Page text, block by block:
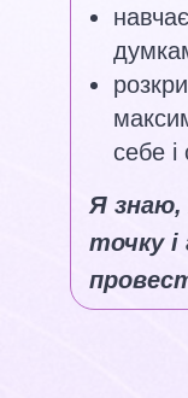
себе і
Я знаю,
точку